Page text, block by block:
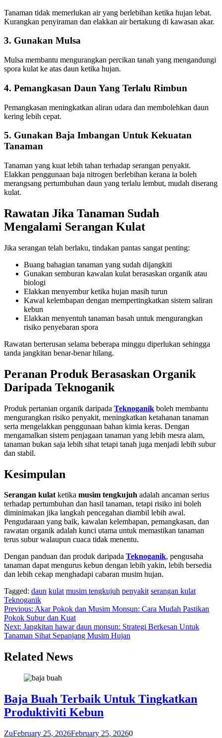
Tanaman tidak memerlukan air yang berlebihan ketika hujan lebat.
Kurangkan penyiraman dan elakkan air bertakung di kawasan akar.
3. Gunakan Mulsa
Mulsa membantu mengurangkan percikan tanah yang mengandungi
spora kulat ke atas daun ketika hujan.
4. Pemangkasan Daun Yang Terlalu Rimbun
Pemangkasan meningkatkan aliran udara dan membolehkan daun
kering lebih cepat.
5. Gunakan Baja Imbangan Untuk Kekuatan
Tanaman
Tanaman yang kuat lebih tahan terhadap serangan penyakit.
Elakkan penggunaan baja nitrogen berlebihan kerana ia boleh
merangsang pertumbuhan daun yang terlalu lembut, mudah diserang
kulat.
Rawatan Jika Tanaman Sudah
Mengalami Serangan Kulat
Jika serangan telah berlaku, tindakan pantas sangat penting:
Buang bahagian tanaman yang sudah dijangkiti
Gunakan semburan kawalan kulat berasaskan organik atau
biologi
Elakkan menyembur ketika hujan masih turun
Kawal kelembapan dengan mempertingkatkan sistem saliran
kebun
Elakkan menyentuh tanaman basah untuk mengurangkan
risiko penyebaran spora
Rawatan berterusan selama beberapa minggu diperlukan sehingga
tanda jangkitan benar-benar hilang.
Peranan Produk Berasaskan Organik
Daripada Teknoganik
Produk pertanian organik daripada Teknoganik boleh membantu
mengurangkan risiko penyakit, meningkatkan ketahanan tanaman
serta mengelakkan penggunaan bahan kimia keras. Dengan
mengamalkan sistem penjagaan tanaman yang lebih mesra alam,
tanaman bukan saja lebih sihat tetapi tanah juga menjadi lebih subur
dan stabil.
Kesimpulan
Serangan kulatketika musim tengkujuh adalah ancaman serius
terhadap pertumbuhan dan hasil tanaman, tetapi risiko ini boleh
diminimakan jika langkah pencegahan diambil lebih awal.
Pengudaraan yang baik, kawalan kelembapan, pemangkasan, dan
rawatan organik adalah kunci utama untuk memastikan tanaman
terus subur walaupun cuaca tidak menentu.
Dengan panduan dan produk daripada Teknoganik, pengusaha
tanaman dapat mengurus kebun dengan lebih yakin, lebih bersedia
dan lebih cekap menghadapi cabaran musim hujan.
Tagged: daun kulat musim tengkujuh penyakit serangan kulat
Teknoganik
Post
navigation
Previous: Akar Pokok dan Musim Monsun: Cara Mudah Pastikan
Pokok Subur dan Kuat
Next: Jangkitan hawar daun monsun: Strategi Berkesan Untuk
Tanaman Sihat Sepanjang Musim Hujan
Related News
Baja Buah Terbaik Untuk Tingkatkan
Produktiviti Kebun
ZuFebruary 25, 2026February 25, 20260